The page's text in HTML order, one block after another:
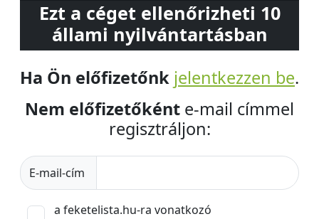
Ezt a céget ellenőrizheti 10
állami nyilvántartásban
Ha Ön előfizetőnk jelentkezzen be.
Nem előfizetőként e-mail címmel
regisztráljon:
E-mail-cím
a feketelista.hu-ra vonatkozó